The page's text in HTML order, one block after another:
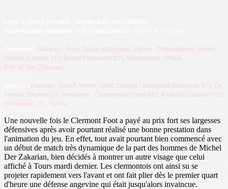
Fabre (c) - Esor, Salze, Abdoulaye, Cellier - Chaussidière, Ekobo -
Haquin (Lubasa 71'), Bayod (Sauvadet 82'), Alessandrini - Privat.
Entr: M. Der Zakarian.
Hiaumet - Deroff, Henin, Gillet, Djellabi - Bourgaud (Manceau 57'), De
Freitas, Stephan (c), Renouard - Charbonnier (Dore 66'), Keserü (Couturier 82').
Entraîneur : J-L. Garcia.
Une nouvelle fois le Clermont Foot a payé au prix fort ses largesses
défensives après avoir pourtant réalisé une bonne prestation dans
l'animation du jeu. En effet, tout avait pourtant bien commencé avec
un début de match très dynamique de la part des hommes de Michel
Der Zakarian, bien décidés à montrer un autre visage que celui
affiché à Tours mardi dernier. Les clermontois ont ainsi su se
projeter rapidement vers l'avant et ont fait plier dès le premier quart
d'heure une défense angevine qui était jusqu'alors invaincue.